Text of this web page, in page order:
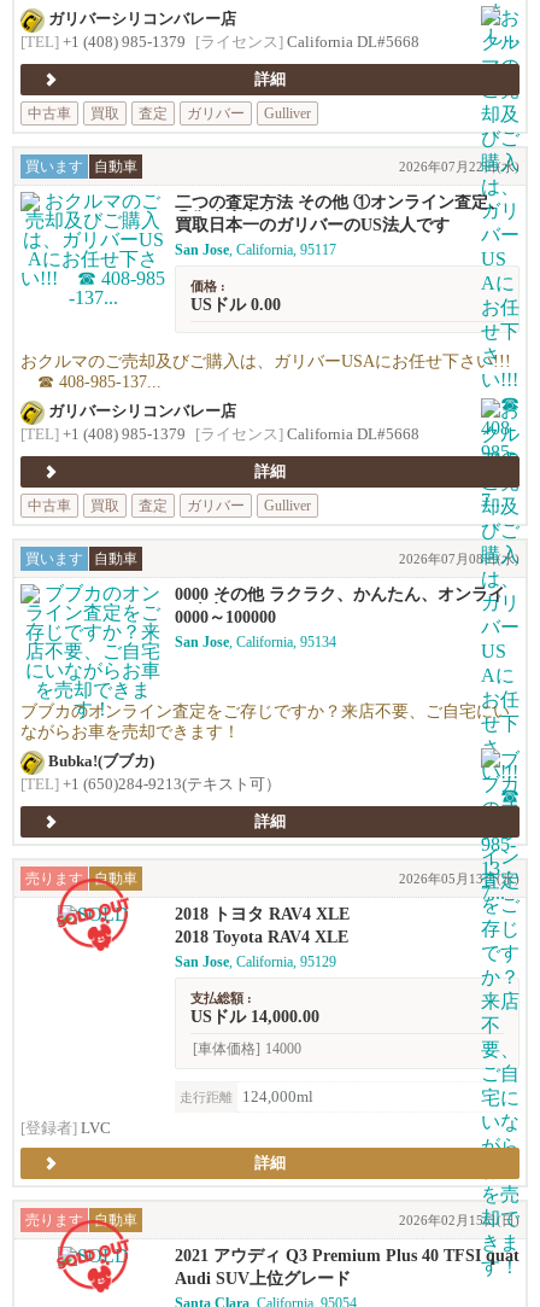
ガリバーシリコンバレー店
[TEL] +1 (408) 985-1379 [ライセンス] California DL#5668
詳細
中古車
買取 査定 ガリバー Gulliver
買います 自動車 2026年07月22日(水)
二つの査定方法 その他 ①オンライン査定、
②御来店査定
買取日本一のガリバーのUS法人です
San Jose, California, 95117
価格 :
USドル 0.00
おクルマのご売却及びご購入は、ガリバーUSAにお任せ下さい!!!
☎ 408-985-137...
ガリバーシリコンバレー店
[TEL] +1 (408) 985-1379 [ライセンス] California DL#5668
詳細
中古車
買取 査定 ガリバー Gulliver
買います 自動車 2026年07月08日(水)
0000 その他 ラクラク、かんたん、オンライ
ン査定！
0000～100000
San Jose, California, 95134
ブブカのオンライン査定をご存じですか？来店不要、ご自宅にい
ながらお車を売却できます！
Bubka!(ブブカ)
[TEL] +1 (650)284-9213(テキスト可）
詳細
売ります 自動車 2026年05月13日(水)
2018 トヨタ RAV4 XLE
2018 Toyota RAV4 XLE
San Jose, California, 95129
支払総額 :
USドル 14,000.00
[車体価格] 14000
走行距離
124,000ml
[登録者] LVC
詳細
売ります 自動車 2026年02月15日(日)
2021 アウディ Q3 Premium Plus 40 TFSI quat
tro (2.0T)
Audi SUV上位グレード
Santa Clara , California, 95054